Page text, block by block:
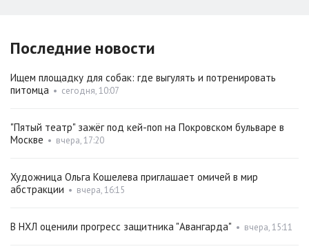
Последние новости
Ищем площадку для собак: где выгулять и потренировать
питомца • сегодня, 10:07
"Пятый театр" зажёг под кей-поп на Покровском бульваре в
Москве • вчера, 17:20
Художница Ольга Кошелева приглашает омичей в мир
абстракции • вчера, 16:15
В НХЛ оценили прогресс защитника "Авангарда" • вчера, 15:11